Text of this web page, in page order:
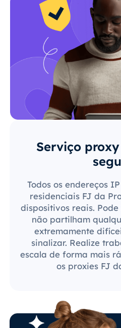
Serviço
Todos os endereços
residenciais FJ da
dispositivos reais.
não partilham
extremamente
sinalizar. Realize
escala de forma mais
os proxies FJ